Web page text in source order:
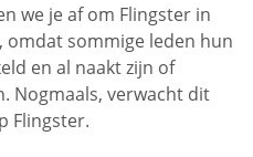
we je af om Flingster in
sommige leden hun
en al naakt zijn of
Nogmaals, verwacht dit
Flingster.